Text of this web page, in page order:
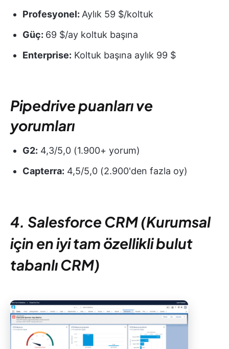
Profesyonel: Aylık 59 $/koltuk
Güç: 69 $/ay koltuk başına
Enterprise: Koltuk başına aylık 99 $
Pipedrive puanları ve
yorumları
G2: 4,3/5,0 (1.900+ yorum)
Capterra: 4,5/5,0 (2.900'den fazla oy)
4. Salesforce CRM (Kurumsal
için en iyi tam özellikli bulut
tabanlı CRM)